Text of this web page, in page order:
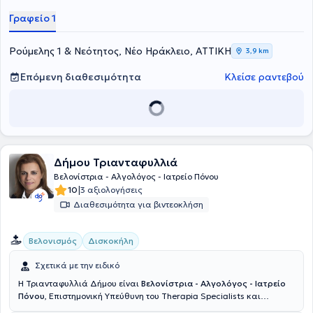
Γραφείο 1
Ρούμελης 1 & Νεότητος, Νέο Ηράκλειο, ΑΤΤΙΚΗ 3,9 km
Επόμενη διαθεσιμότητα Κλείσε ραντεβού
Δήμου Τριανταφυλλιά
Βελονίστρια - Αλγολόγος - Ιατρείο Πόνου
10|3 αξιολογήσεις
Διαθεσιμότητα για βιντεοκλήση
Βελονισμός Δισκοκήλη
Σχετικά με την ειδικό
H Τριανταφυλλιά Δήμου είναι Βελονίστρια - Αλγολόγος - Ιατρείο
Πόνου, Επιστημονική Υπεύθυνη του Therapia Specialists και